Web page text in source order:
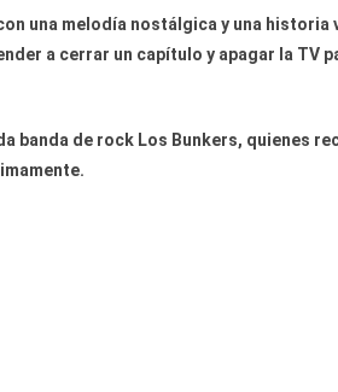
una melodía nostálgica y una historia
a cerrar un capítulo y apagar la TV
banda de rock Los Bunkers, quienes